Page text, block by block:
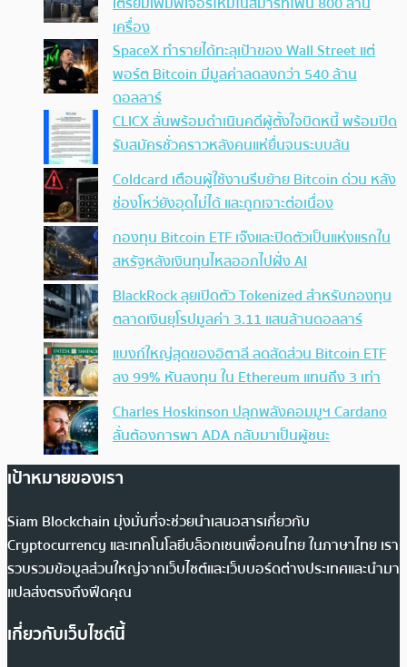
เครื่อง
SpaceX ทำรายได้ทะลุเป้าของ Wall Street แต่
พอร์ต Bitcoin มีมูลค่าลดลงกว่า 540 ล้าน
ดอลลาร์
CLICX ลั่นพร้อมดำเนินคดีผู้ตั้งใจบิดหนี้ พร้อมปิด
รับสมัครชั่วคราวหลังคนแห่ยื่นจนระบบล้น
Coldcard เตือนผู้ใช้งานรีบย้าย Bitcoin ด่วน หลัง
ช่องโหว่ยังอุดไม่ได้ และถูกเจาะต่อเนื่อง
กองทุน Bitcoin ETF เจ๊งและปิดตัวเป็นแห่งแรกใน
สหรัฐหลังเงินทุนไหลออกไปฝั่ง AI
BlackRock ลุยเปิดตัว Tokenized สำหรับกองทุน
ตลาดเงินยุโรปมูลค่า 3.11 แสนล้านดอลลาร์
แบงก์ใหญ่สุดของอิตาลี ลดสัดส่วน Bitcoin ETF
ลง 99% หันลงทุน ใน Ethereum แทนถึง 3 เท่า
Charles Hoskinson ปลุกพลังคอมมูฯ Cardano
ลั่นต้องการพา ADA กลับมาเป็นผู้ชนะ
เป้าหมายของเรา
Siam Blockchain มุ่งมั่นที่จะช่วยนำเสนอสารเกี่ยวกับ
Cryptocurrency และเทคโนโลยีบล็อกเชนเพื่อคนไทย ในภาษาไทย เรา
รวบรวมข้อมูลส่วนใหญ่จากเว็บไซต์และเว็บบอร์ดต่างประเทศและนำมา
แปลส่งตรงถึงฟีดคุณ
เกี่ยวกับเว็บไซต์นี้